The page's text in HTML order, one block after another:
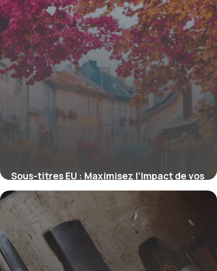
Sous-titres EU : Maximisez l’Impact de vos
Titres pour le SEO Européen
16 juin 2026